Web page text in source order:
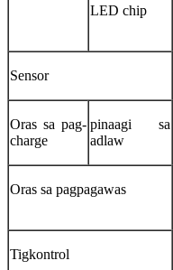
LED chip
Sensor
Oras sa pag-
charge
pinaagi sa
adlaw
Oras sa pagpagawas
Tigkontrol